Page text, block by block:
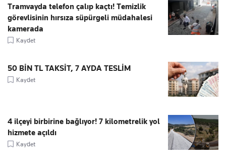
Tramvayda telefon çalıp kaçtı! Temizlik
görevlisinin hırsıza süpürgeli müdahalesi
kamerada
Kaydet
50 BİN TL TAKSİT, 7 AYDA TESLİM
Kaydet
4 ilçeyi birbirine bağlıyor! 7 kilometrelik yol
hizmete açıldı
Kaydet